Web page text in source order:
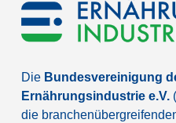
Die Bundesvereinigung
Ernährungsindustrie e.V.
die